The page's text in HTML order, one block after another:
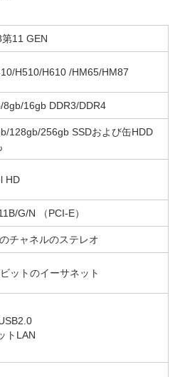
11 GEN
H510/H610 /HM65/HM87
8gb/16gb DDR3/DDR4
128gb/256gb SSDおよび缶HDD
HD
G/N （PCI-E）
チャネルのステレオ
ットのイーサネット
トLAN